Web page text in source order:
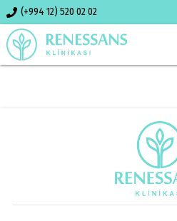
(+994 12) 520 02 02